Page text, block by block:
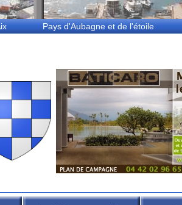
Pays d'Aubagne et de l'étoile